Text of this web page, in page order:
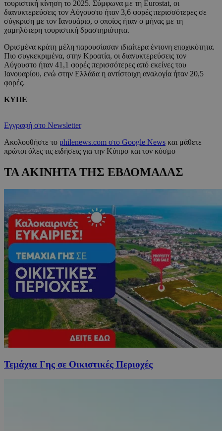
τουριστική κίνηση το 2025. Σύμφωνα με τη Eurostat, οι
διανυκτερεύσεις τον Αύγουστο ήταν 3,6 φορές περισσότερες σε
σύγκριση με τον Ιανουάριο, ο οποίος ήταν ο μήνας με τη
χαμηλότερη τουριστική δραστηριότητα.
Ορισμένα κράτη μέλη παρουσίασαν ιδιαίτερα έντονη εποχικότητα.
Πιο συγκεκριμένα, στην Κροατία, οι διανυκτερεύσεις τον
Αύγουστο ήταν 41,1 φορές περισσότερες από εκείνες του
Ιανουαρίου, ενώ στην Ελλάδα η αντίστοιχη αναλογία ήταν 20,5
φορές.
ΚΥΠΕ
Εγγραφή στο Newsletter
Ακολουθήστε το philenews.com στο Google News και μάθετε
πρώτοι όλες τις ειδήσεις για την Κύπρο και τον κόσμο
ΤΑ ΑΚΙΝΗΤΑ ΤΗΣ ΕΒΔΟΜΑΔΑΣ
Τεμάχια Γης σε Οικιστικές Περιοχές